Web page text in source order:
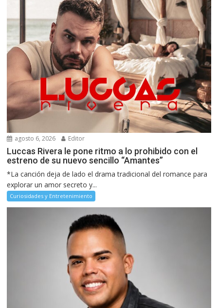
agosto 6, 2026 Editor
Luccas Rivera le pone ritmo a lo prohibido con el
estreno de su nuevo sencillo “Amantes”
*La canción deja de lado el drama tradicional del romance para
explorar un amor secreto y...
Curiosidades y Entretenimiento